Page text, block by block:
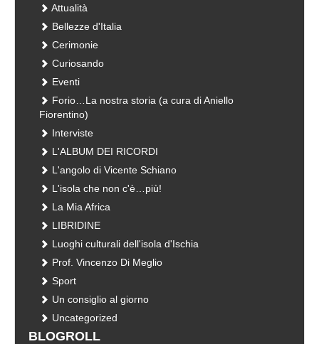
Attualità
Bellezze d'Italia
Cerimonie
Curiosando
Eventi
Forio…La nostra storia (a cura di Aniello
Fiorentino)
Interviste
L'ALBUM DEI RICORDI
L'angolo di Vicente Schiano
L'isola che non c'è…più!
La Mia Africa
LIBRIDINE
Luoghi culturali dell'isola d'Ischia
Prof. Vincenzo Di Meglio
Sport
Un consiglio al giorno
Uncategorized
BLOGROLL